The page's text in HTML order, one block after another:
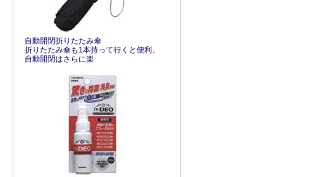
自動開閉折りたたみ傘
折りたたみ傘も1本持って行くと便利。
自動開閉はさらに楽